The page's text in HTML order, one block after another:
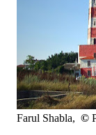
Farul Shabla, ©